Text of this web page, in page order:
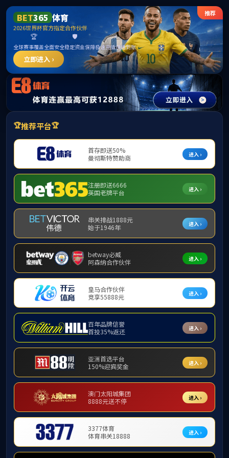
365英国上市公司(CHN-VIP认证)官网|Official
Website
提示：访问地址无效，allen-bradley-powerflex-700-20bd052a0aynanc0
找不到对应的栏目！
首页